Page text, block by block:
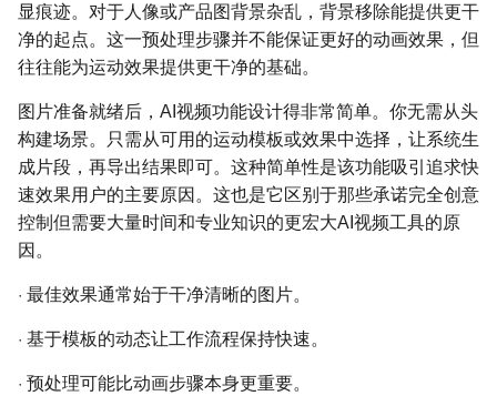
显痕迹。对于人像或产品图背景杂乱，背景移除能提供更干
净的起点。这一预处理步骤并不能保证更好的动画效果，但
往往能为运动效果提供更干净的基础。
图片准备就绪后，AI视频功能设计得非常简单。你无需从头
构建场景。只需从可用的运动模板或效果中选择，让系统生
成片段，再导出结果即可。这种简单性是该功能吸引追求快
速效果用户的主要原因。这也是它区别于那些承诺完全创意
控制但需要大量时间和专业知识的更宏大AI视频工具的原
因。
· 最佳效果通常始于干净清晰的图片。
· 基于模板的动态让工作流程保持快速。
· 预处理可能比动画步骤本身更重要。